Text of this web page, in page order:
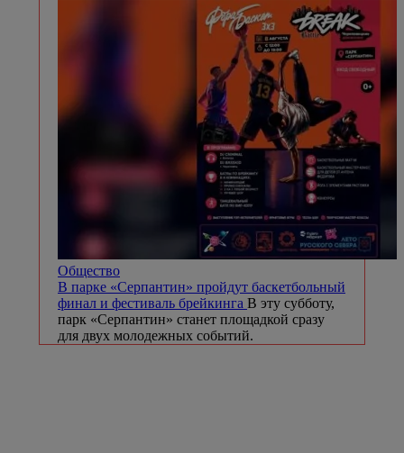
Общество
В парке «Серпантин» пройдут баскетбольный
финал и фестиваль брейкинга В эту субботу,
парк «Серпантин» станет площадкой сразу
для двух молодежных событий.